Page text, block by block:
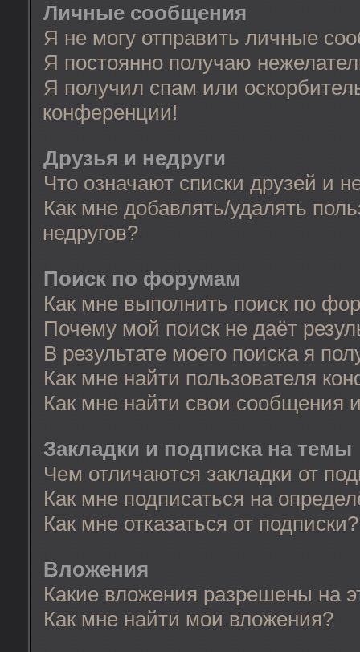
Личные сообщения
Я не могу отправить личные
Я постоянно получаю
Я получил спам или
конференции!
Друзья и недруги
Что означают списки друзей и
Как мне добавлять/удалять
недругов?
Поиск по форумам
Как мне выполнить поиск по
Почему мой поиск не даёт
В результате моего поиска я
Как мне найти пользователя
Как мне найти свои сообщения
Закладки и подписка на темы
Чем отличаются закладки от
Как мне подписаться на
Как мне отказаться от подписки?
Вложения
Какие вложения разрешены на
Как мне найти мои вложения?